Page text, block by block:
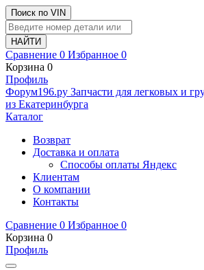
Поиск по VIN
Сравнение 0 Избранное 0
Корзина 0
Профиль
Фoрум196.ру Запчасти для легковых и
из Екатеринбурга
Каталог
Возврат
Доставка и оплата
Способы оплаты Яндекс
Клиентам
О компании
Контакты
Сравнение 0 Избранное 0
Корзина 0
Профиль